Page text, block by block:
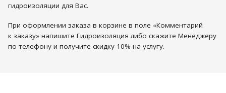
гидроизоляции для Вас.
При оформлении заказа в корзине в поле «Комментарий
к заказу» напишите Гидроизоляция либо скажите Менеджеру
по телефону и получите скидку 10% на услугу.